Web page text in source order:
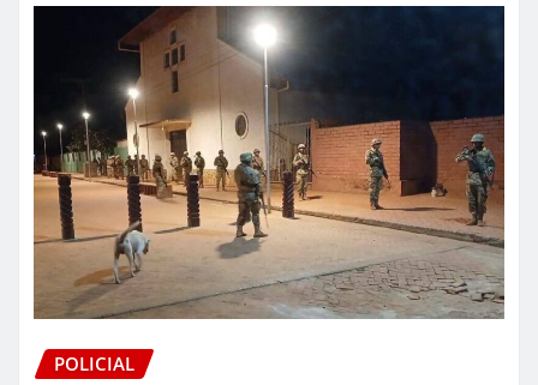
POLICIAL